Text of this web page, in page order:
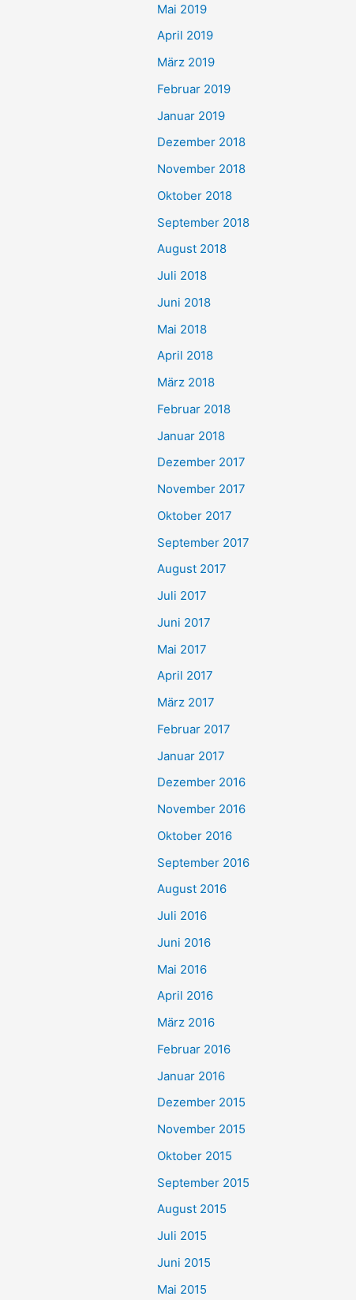
Mai 2019
April 2019
März 2019
Februar 2019
Januar 2019
Dezember 2018
November 2018
Oktober 2018
September 2018
August 2018
Juli 2018
Juni 2018
Mai 2018
April 2018
März 2018
Februar 2018
Januar 2018
Dezember 2017
November 2017
Oktober 2017
September 2017
August 2017
Juli 2017
Juni 2017
Mai 2017
April 2017
März 2017
Februar 2017
Januar 2017
Dezember 2016
November 2016
Oktober 2016
September 2016
August 2016
Juli 2016
Juni 2016
Mai 2016
April 2016
März 2016
Februar 2016
Januar 2016
Dezember 2015
November 2015
Oktober 2015
September 2015
August 2015
Juli 2015
Juni 2015
Mai 2015